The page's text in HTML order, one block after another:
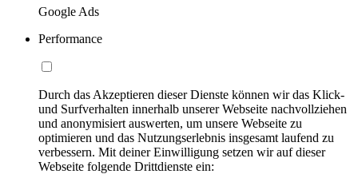
Google Ads
Performance
Durch das Akzeptieren dieser Dienste können wir das Klick-
und Surfverhalten innerhalb unserer Webseite nachvollziehen
und anonymisiert auswerten, um unsere Webseite zu
optimieren und das Nutzungserlebnis insgesamt laufend zu
verbessern. Mit deiner Einwilligung setzen wir auf dieser
Webseite folgende Drittdienste ein: